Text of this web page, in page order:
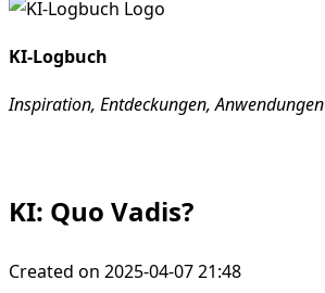
KI-Logbuch
Inspiration, Entdeckungen, Anwendungen
KI: Quo Vadis?
Created on 2025-04-07 21:48